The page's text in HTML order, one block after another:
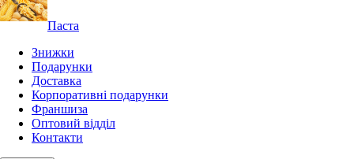
Паста
Знижки
Подарунки
Доставка
Корпоративні подарунки
Франшиза
Оптовий відділ
Контакти